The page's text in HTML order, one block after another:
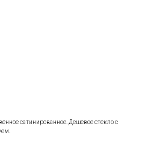
сатинированное. Дешевое стекло с